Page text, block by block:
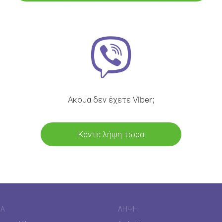
Ακόμα δεν έχετε Viber;
Κάντε λήψη τώρα
ΛΉΨΗ